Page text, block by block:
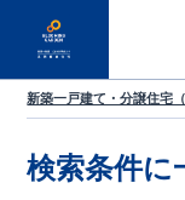
新築一戸建て・分譲住宅
検索条件に